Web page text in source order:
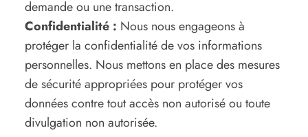
demande ou une transaction.
Confidentialité : Nous nous engageons à
protéger la confidentialité de vos informations
personnelles. Nous mettons en place des mesures
de sécurité appropriées pour protéger vos
données contre tout accès non autorisé ou toute
divulgation non autorisée.